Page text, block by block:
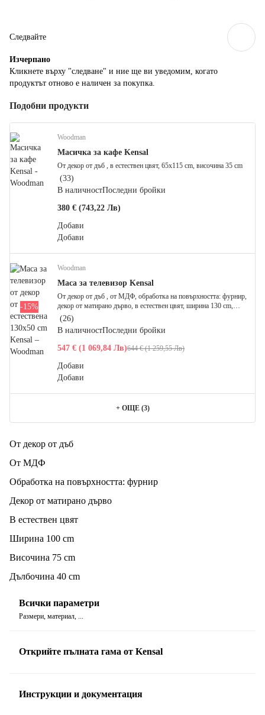
Следвайте
Изчерпанo
Кликнете върху "следване" и ние ще ви уведомим, когато
продуктът отново е наличен за покупка.
Подобни продукти
Woodman
Масичка за кафе Kensal
От декор от дъб , в естествен цвят, 65x115 cm, височина 35 cm
(33)
В наличностПоследни бройки
380 € (743,22 Лв)
Добави
Добави
-15%
Woodman
Маса за телевизор Kensal
От декор от дъб , от МДФ, oбработка на повърхността: фурнир,
декор от матирано дърво, в естествен цвят, ширина 130 cm,
височина 50 cm, дълбочина 45 cm
(26)
В наличностПоследни бройки
547 € (1 069,84 Лв)644 € (1 259,55 Лв)
Добави
Добави
+ ОЩЕ (3)
От декор от дъб
От МДФ
Oбработка на повърхността: фурнир
Декор от матирано дърво
В естествен цвят
Ширина 100 cm
Височина 75 cm
Дълбочина 40 cm
Всички параметри
Размери, материал, ...
Открийте пълната гама от Kensal
Инструкции и документация